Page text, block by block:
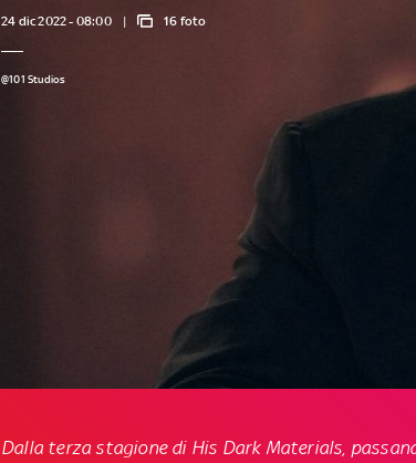
24 dic 2022 - 08:00 16 foto
@101 Studios
Dalla terza stagione di His Dark Materials ,